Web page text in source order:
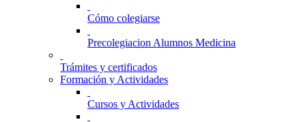
Cómo colegiarse
Precolegiacion Alumnos Medicina
Trámites y certificados
Formación y Actividades
Cursos y Actividades